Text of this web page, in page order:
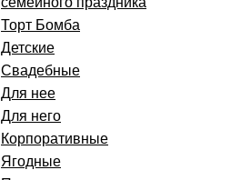
Торт Бомба
Детские
Свадебные
Для нее
Для него
Корпоративные
Ягодные